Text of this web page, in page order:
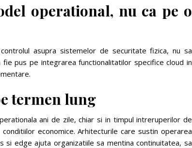
operational, nu ca pe o
asupra sistemelor de securitate fizica, nu sa
pus pe integrarea functionalitatilor specifice cloud in
termen lung
ani de zile, chiar si in timpul intreruperilor de
economice. Arhitecturile care sustin operarea
si edge ajuta organizatiile sa mentina continuitatea, sa